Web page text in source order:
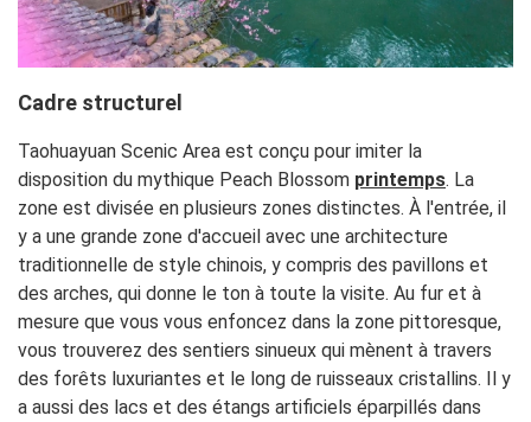
Cadre structurel
Taohuayuan Scenic Area est conçu pour imiter la
disposition du mythique Peach Blossom printemps. La
zone est divisée en plusieurs zones distinctes. À l'entrée, il
y a une grande zone d'accueil avec une architecture
traditionnelle de style chinois, y compris des pavillons et
des arches, qui donne le ton à toute la visite. Au fur et à
mesure que vous vous enfoncez dans la zone pittoresque,
vous trouverez des sentiers sinueux qui mènent à travers
des forêts luxuriantes et le long de ruisseaux cristallins. Il y
a aussi des lacs et des étangs artificiels éparpillés dans